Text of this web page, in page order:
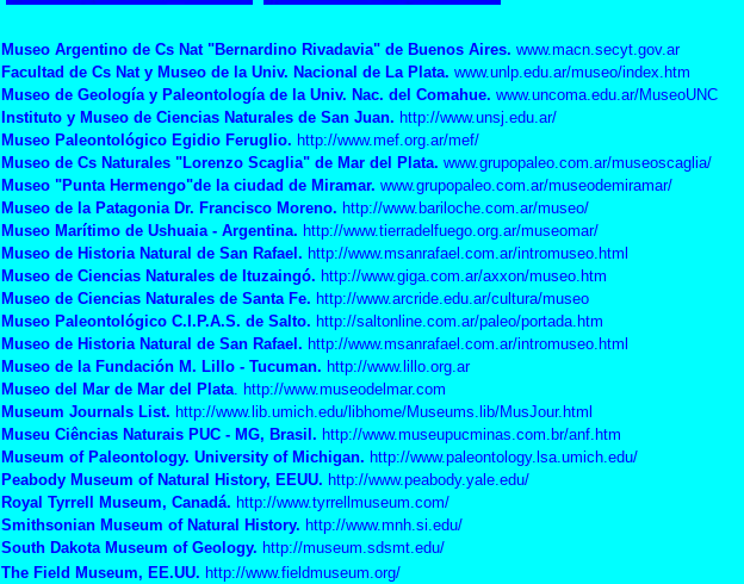
Museo Argentino de Cs Nat "Bernardino Rivadavia" de Buenos Aires. www.macn.secyt.gov.ar
Facultad de Cs Nat y Museo de la Univ. Nacional de La Plata. www.unlp.edu.ar/museo/index.htm
Museo de Geología y Paleontología de la Univ. Nac. del Comahue. www.uncoma.edu.ar/MuseoUNC
nstituto y Museo de Ciencias Naturales de San Juan. http://www.unsj.edu.ar/
Museo Paleontológico Egidio Feruglio. http://www.mef.org.ar/mef/
Museo de Cs Naturales "Lorenzo Scaglia" de Mar del Plata. www.grupopaleo.com.ar/museoscaglia/
Museo "Punta Hermengo"de la ciudad de Miramar. www.grupopaleo.com.ar/museodemiramar/
Museo de la Patagonia Dr. Francisco Moreno. http://www.bariloche.com.ar/museo/
Museo Marítimo de Ushuaia - Argentina. http://www.tierradelfuego.org.ar/museomar/
Museo de Historia Natural de San Rafael. http://www.msanrafael.com.ar/intromuseo.html
Museo de Ciencias Naturales de Ituzaingó. http://www.giga.com.ar/axxon/museo.htm
Museo de Ciencias Naturales de Santa Fe. http://www.arcride.edu.ar/cultura/museo
Museo Paleontológico C.I.P.A.S. de Salto. http://saltonline.com.ar/paleo/portada.htm
Museo de Historia Natural de San Rafael. http://www.msanrafael.com.ar/intromuseo.html
Museo de la Fundación M. Lillo - Tucuman. http://www.lillo.org.ar
Museo del Mar de Mar del Plata. http://www.museodelmar.com
Museum Journals List. http://www.lib.umich.edu/libhome/Museums.lib/MusJour.html
Museu Ciências Naturais PUC - MG, Brasil. http://www.museupucminas.com.br/anf.htm
Museum of Paleontology. University of Michigan. http://www.paleontology.lsa.umich.edu/
Peabody Museum of Natural History, EEUU. http://www.peabody.yale.edu/
Royal Tyrrell Museum, Canadá. http://www.tyrrellmuseum.com/
Smithsonian Museum of Natural History. http://www.mnh.si.edu/
South Dakota Museum of Geology. http://museum.sdsmt.edu/
The Field Museum, EE.UU. http://www.fieldmuseum.org/